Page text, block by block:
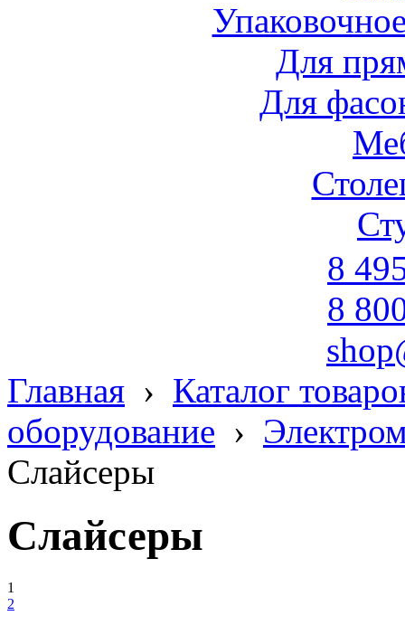
Для
Для
8
8
Главная › Каталог
оборудование ›
Слайсеры
Слайсеры
1
2